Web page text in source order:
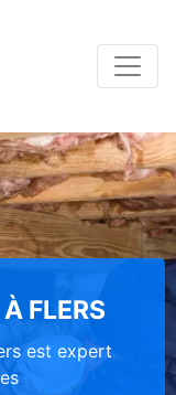
FLERS
est expert